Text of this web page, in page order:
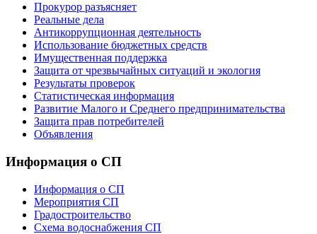
Прокурор разъясняет
Реальные дела
Антикоррупционная деятельность
Использование бюджетных средств
Имущественная поддержка
Защита от чрезвычайных ситуаций и экология
Результаты проверок
Статистическая информация
Развитие Малого и Среднего предпринимательства
Защита прав потребителей
Объявления
Информация о СП
Информация о СП
Мероприятия СП
Градостроительство
Схема водоснабжения СП